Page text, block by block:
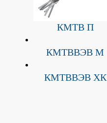
КМТВ П
КМТВВЭВ М
КМТВВЭВ ХК